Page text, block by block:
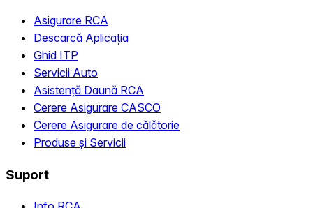
Asigurare RCA
Descarcă Aplicația
Ghid ITP
Servicii Auto
Asistență Daună RCA
Cerere Asigurare CASCO
Cerere Asigurare de călătorie
Produse și Servicii
Suport